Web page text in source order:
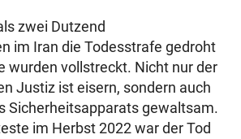
zwei Dutzend
im Iran die Todesstrafe gedroht
wurden vollstreckt. Nicht nur der
Justiz ist eisern, sondern auch
Sicherheitsapparats gewaltsam.
im Herbst 2022 war der Tod